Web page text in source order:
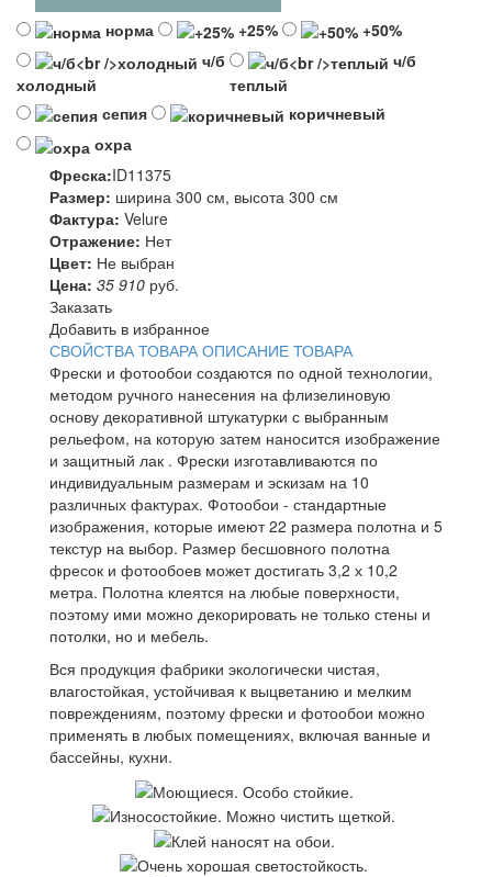
норма +25%
+50%
ч/б
холодный
ч/б
теплый
сепия
коричневый
охра
Фреска:ID11375
Размер: ширина 300 см, высота 300 см
Фактура: Velure
Отражение: Нет
Цвет: Не выбран
Цена: 35 910 руб.
Заказать
Добавить в избранное
СВОЙСТВА ТОВАРА ОПИСАНИЕ ТОВАРА
Фрески и фотообои создаются по одной технологии,
методом ручного нанесения на флизелиновую
основу декоративной штукатурки с выбранным
рельефом, на которую затем наносится изображение
и защитный лак . Фрески изготавливаются по
индивидуальным размерам и эскизам на 10
различных фактурах. Фотообои - стандартные
изображения, которые имеют 22 размера полотна и 5
текстур на выбор. Размер бесшовного полотна
фресок и фотообоев может достигать 3,2 х 10,2
метра. Полотна клеятся на любые поверхности,
поэтому ими можно декорировать не только стены и
потолки, но и мебель.
Вся продукция фабрики экологически чистая,
влагостойкая, устойчивая к выцветанию и мелким
повреждениям, поэтому фрески и фотообои можно
применять в любых помещениях, включая ванные и
бассейны, кухни.